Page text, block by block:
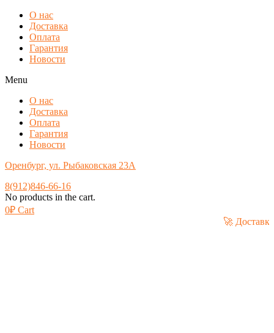
О нас
Доставка
Оплата
Гарантия
Новости
Menu
О нас
Доставка
Оплата
Гарантия
Новости
Оренбург, ул. Рыбаковская 23А
8(912)846-66-16
No products in the cart.
0₽ Cart
🚀